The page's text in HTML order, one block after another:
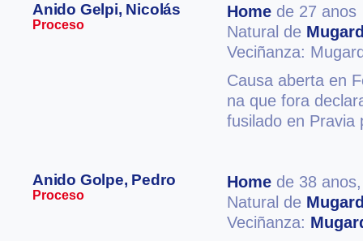
Anido Gelpi, Nicolás
Proceso
Home de 27 anos
Natural de
Veciñanza:
Causa aberta en
na que fora
fusilado en Pravia
Anido Golpe, Pedro
Proceso
Home de 38
Natural de
Veciñanza: